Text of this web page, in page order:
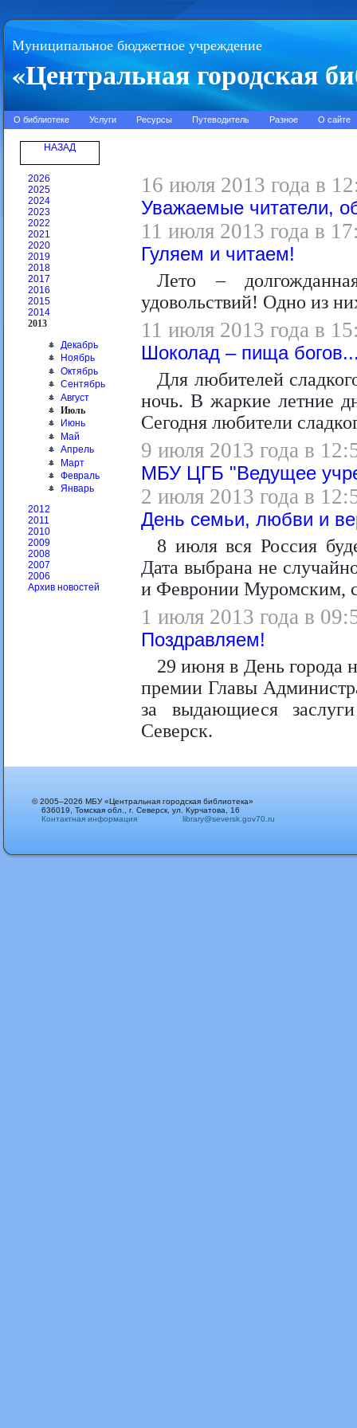
Муниципальное бюджетное учреждение
«Центральная городская
О библиотеке Услуги Ресурсы Путеводитель Разное О сайте
НАЗАД
2026
2025
2024
2023
2022
2021
2020
2019
2018
2017
2016
2015
2014
2013
Декабрь
Ноябрь
Октябрь
Сентябрь
Август
Июль
Июнь
Май
Апрель
Март
Февраль
Январь
2012
2011
2010
2009
2008
2007
2006
Архив новостей
16 июля 2013 года в
Уважаемые читатели,
11 июля 2013 года в
Гуляем и читаем!
Лето –
удовольствий! Одно из
11 июля 2013 года в
Шоколад – пища
Для любителей
ночь. В жаркие летние
Сегодня любители
9 июля 2013 года в
МБУ ЦГБ "Ведущее
2 июля 2013 года в
День семьи, любви и
8 июля вся Россия
Дата выбрана не
и Февронии Муромским,
1 июля 2013 года в
Поздравляем!
29 июня в День города
премии Главы
за выдающиеся
Северск.
© 2005–2026 МБУ «Центральная городская библиотека»
636019, Томская обл., г. Северск, ул. Курчатова, 16
Контактная информация
library@seversk.gov70.ru